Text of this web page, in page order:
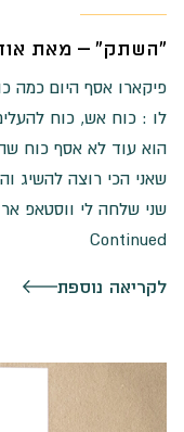
"השתק" – מאת
פיקארו אסף היום כמה
לו : כוח אש, כוח
הוא עוד לא אסף כוח
שאני הכי רוצה להשיג
שני שלחה לי ווסטאפ
Continued
לקריאה נוספת